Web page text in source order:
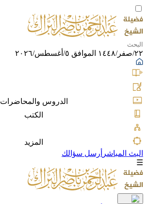
٢٢/صفر/١٤٤٨ الموافق ٥/أغسطس/٢٠٢٦
الدروس والمحاضرات
الكتب
المزيد
البث المباشر أرسل سؤالك
☰